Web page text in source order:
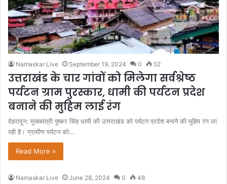
Namaskar Live September 19, 2024 0 52
उत्तराखंड के चार गांवों को मिलेगा सर्वश्रेष्ठ
पर्यटन ग्राम पुरस्कार, धामी की पर्यटन प्रदेश
बनाने की मुहिम लाई रंग
देहरादून: मुख्यमंत्री पुष्कर सिंह धामी की उत्तराखंड को पर्यटन प्रदेश बनाने की मुहिम रंग ला
रही है। ग्रामीण पर्यटन को…
Read More »
Namaskar Live June 28, 2024 0 48